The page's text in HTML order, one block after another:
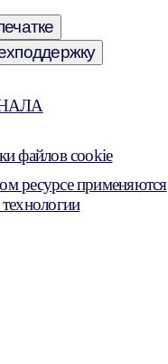
файлов cookie
ресурсе применяются